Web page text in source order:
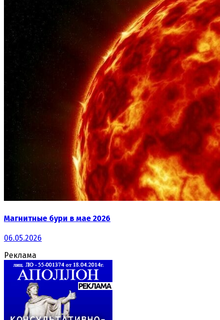
Магнитные бури в мае 2026
06.05.2026
Реклама